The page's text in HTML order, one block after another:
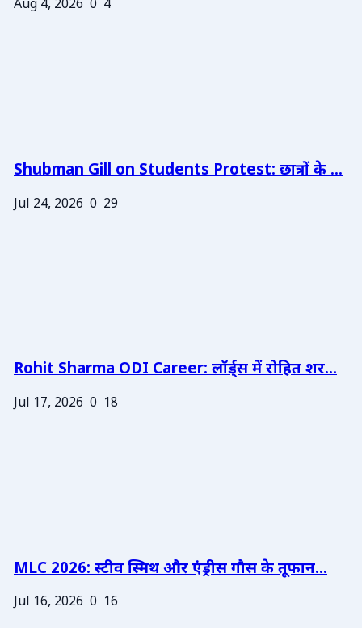
Aug 4, 2026 0 4
Shubman Gill on Students Protest: छात्रों के ...
Jul 24, 2026 0 29
Rohit Sharma ODI Career: लॉर्ड्स में रोहित शर...
Jul 17, 2026 0 18
MLC 2026: स्टीव स्मिथ और एंड्रीस गौस के तूफान...
Jul 16, 2026 0 16